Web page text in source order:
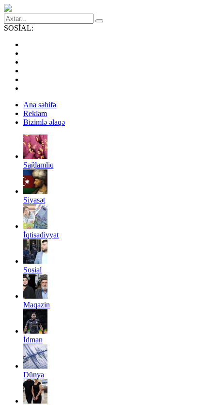
SOSİAL:
Ana səhifə
Reklam
Bizimlə əlaqə
Sağlamliq
Siyasət
İqtisadiyyat
Sosial
Maqazin
İdman
Dünya